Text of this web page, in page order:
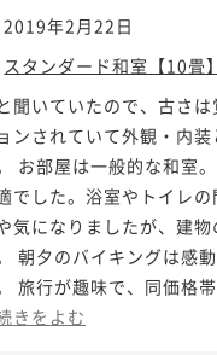
2019年2月22日
スタンダード和室【10畳】
聞いていたので、古さ
ンされていて外観・内
お部屋は一般的な和室
でした。浴室やトイレ
気になりましたが、建
朝夕のバイキングは感
旅行が趣味で、同価格
きをよむ